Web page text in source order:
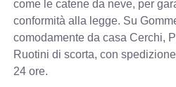
come le catene da neve, per
conformità alla legge. Su
comodamente da casa Cerchi,
Ruotini di scorta, con
24 ore.